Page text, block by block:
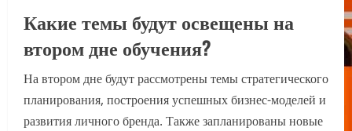
Какие темы будут освещены на
втором дне обучения?
На втором дне будут рассмотрены темы стратегического
планирования, построения успешных бизнес-моделей и
развития личного бренда. Также запланированы новые